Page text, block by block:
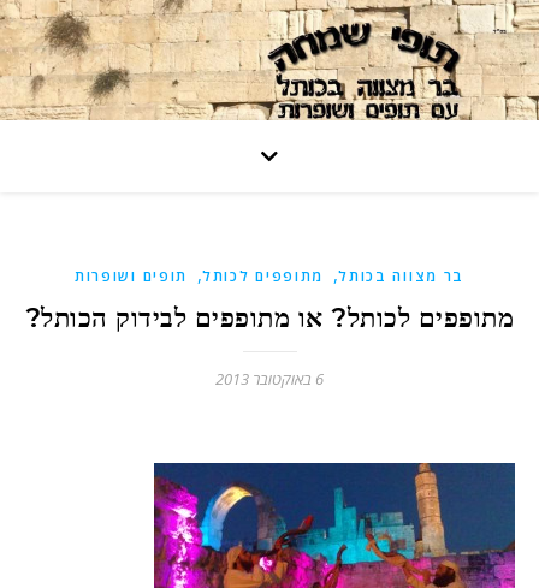
בר מצווה בכותל, מתופפים לכותל, תופים ושופרות
מתופפים לכותל? או מתופפים לבידוק הכותל?
6 באוקטובר 2013